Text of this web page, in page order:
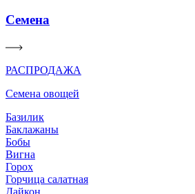
Семена
РАСПРОДАЖА
Семена овощей
Базилик
Баклажаны
Бобы
Вигна
Горох
Горчица салатная
Дайкон